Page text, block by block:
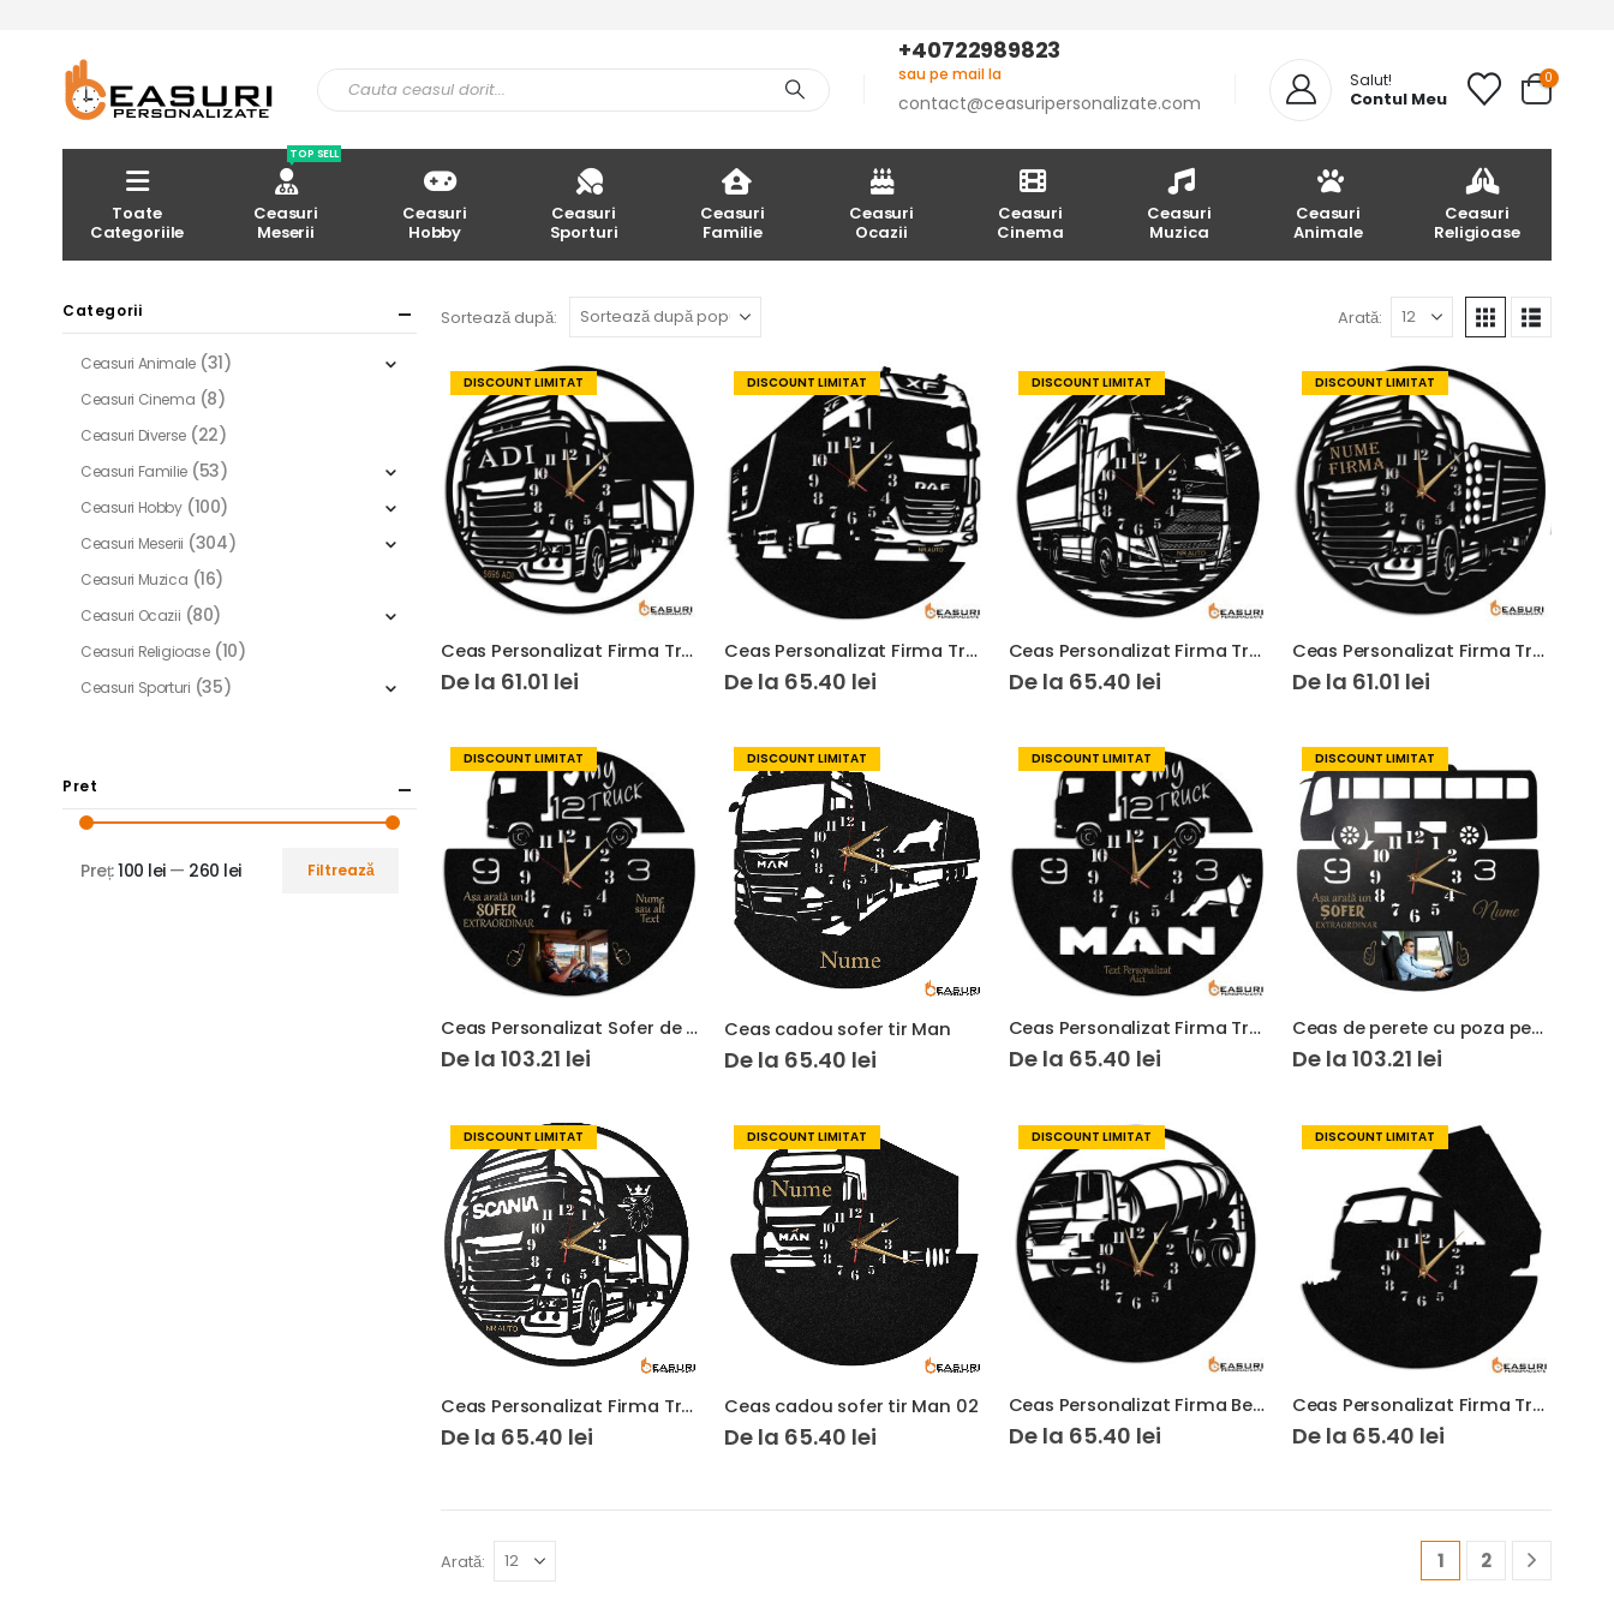
+40722989823
sau pe mail la
contact@ceasuripersonalizate.com
Salut!
Contul Meu
0
Toate
Categoriile
Ceasuri
Meserii
TOP SELL
Ceasuri
Hobby
Ceasuri
Sporturi
Ceasuri
Familie
Ceasuri
Ocazii
Ceasuri
Cinema
Ceasuri
Muzica
Ceasuri
Animale
Ceasuri
Religioase
Sortează după: Arată:
DISCOUNT LIMITAT
Ceas Personalizat Firma Transport Sofer Camion 01
De la 61.01 lei
DISCOUNT LIMITAT
Ceas Personalizat Firma Transport Sofer Camion Tir DAF XF
De la 65.40 lei
DISCOUNT LIMITAT
Ceas Personalizat Firma Transport Sofer Camion Tir Volvo
De la 65.40 lei
DISCOUNT LIMITAT
Ceas Personalizat Firma Transport Forestier Camion 02
De la 61.01 lei
DISCOUNT LIMITAT
Ceas Personalizat Sofer de camion tir cu poza
De la 103.21 lei
DISCOUNT LIMITAT
Ceas cadou sofer tir Man
De la 65.40 lei
DISCOUNT LIMITAT
Ceas Personalizat Firma Transport Sofer Camion Tir MAN
De la 65.40 lei
DISCOUNT LIMITAT
Ceas de perete cu poza pentru soferi de autobuz
De la 103.21 lei
DISCOUNT LIMITAT
Ceas Personalizat Firma Transport Sofer Camion Scania 02
De la 65.40 lei
DISCOUNT LIMITAT
Ceas cadou sofer tir Man 02
De la 65.40 lei
DISCOUNT LIMITAT
Ceas Personalizat Firma Beton Betoniera 01
De la 65.40 lei
DISCOUNT LIMITAT
Ceas Personalizat Firma Transport Basculanta 01
De la 65.40 lei
Arată: 1 2
Categorii
Ceasuri Animale (31)
Ceasuri Cinema (8)
Ceasuri Diverse (22)
Ceasuri Familie (53)
Ceasuri Hobby (100)
Ceasuri Meserii (304)
Ceasuri Muzica (16)
Ceasuri Ocazii (80)
Ceasuri Religioase (10)
Ceasuri Sporturi (35)
Pret
Filtrează
Preț:100 lei— 260 lei